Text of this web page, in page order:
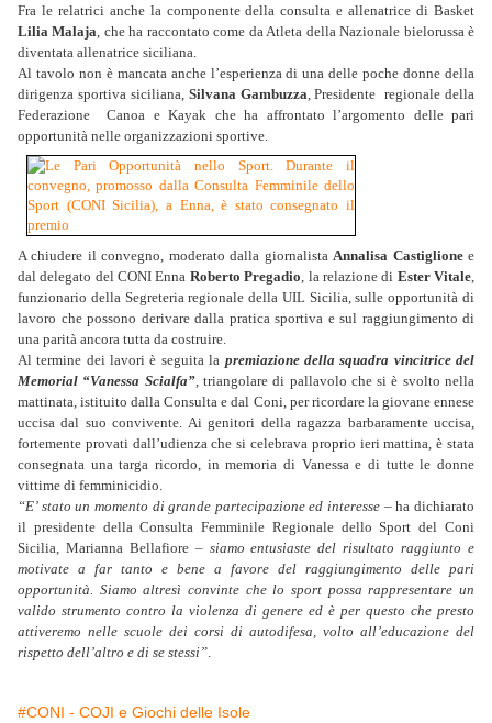
Fra le relatrici anche la componente della consulta e allenatrice di Basket
Lilia Malaja, che ha raccontato come da Atleta della Nazionale bielorussa è
diventata allenatrice siciliana.
Al tavolo non è mancata anche l’esperienza di una delle poche donne della
dirigenza sportiva siciliana, Silvana Gambuzza, Presidente regionale della
Federazione Canoa e Kayak che ha affrontato l’argomento delle pari
opportunità nelle organizzazioni sportive.
A chiudere il convegno, moderato dalla giornalistaAnnalisa Castiglionee
dal delegato del CONI Enna Roberto Pregadio, la relazione di Ester Vitale,
funzionario della Segreteria regionale della UIL Sicilia, sulle opportunità di
lavoro che possono derivare dalla pratica sportiva e sul raggiungimento di
una parità ancora tutta da costruire.
Al termine dei lavori è seguita la premiazione della squadra vincitrice del
Memorial “Vanessa Scialfa”, triangolare di pallavolo che si è svolto nella
mattinata, istituito dalla Consulta e dal Coni, per ricordare la giovane ennese
uccisa dal suo convivente. Ai genitori della ragazza barbaramente uccisa,
fortemente provati dall’udienza che si celebrava proprio ieri mattina, è stata
consegnata una targa ricordo, in memoria di Vanessa e di tutte le donne
vittime di femminicidio.
“E’ stato un momento di grande partecipazione ed interesse – ha dichiarato
il presidente della Consulta Femminile Regionale dello Sport del Coni
Sicilia, Marianna Bellafiore – siamo entusiaste del risultato raggiunto e
motivate a far tanto e bene a favore del raggiungimento delle pari
opportunità. Siamo altresì convinte che lo sport possa rappresentare un
valido strumento contro la violenza di genere ed è per questo che presto
attiveremo nelle scuole dei corsi di autodifesa, volto all’educazione del
rispetto dell’altro e di se stessi”.
#CONI - COJI e Giochi delle Isole